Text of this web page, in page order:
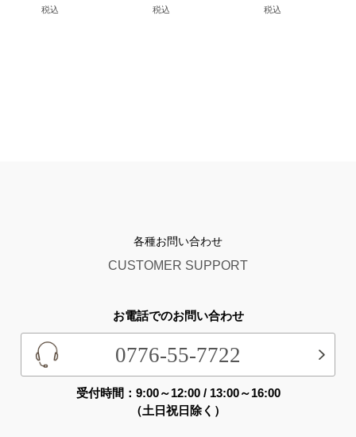
税込 税込 税込
各種お問い合わせ
CUSTOMER SUPPORT
お電話でのお問い合わせ
0776-55-7722
受付時間：9:00～12:00 / 13:00～16:00
（土日祝日除く）